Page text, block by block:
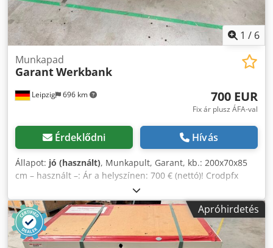
1 / 6
Leipzig 696 km
Munkapad
GarantWerkbank
700 EUR
Fix ár plusz ÁFA-val
Érdeklődni Hívás
Állapot: jó (használt), Munkapult, Garant, kb.: 200x70x85
cm – használt –: Ár a helyszínen: 700 € (nettó)! Crodpfx
Alozp Rwio Ajf Gyártó: Garant Típus: ismeretlen Gyártási
év: ismeretlen Méretek: kb.: 200x70x85 cm 4 fiók és 1 ajtó,
1 polc Állapot: jó Elérhetőség: azonnal Helyszín: Leipzig
Apróhirdetés